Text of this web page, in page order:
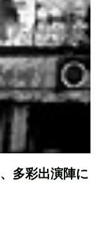
多彩出演陣に